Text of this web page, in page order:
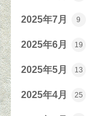
2025年7月 9
2025年6月 19
2025年5月 13
2025年4月 25